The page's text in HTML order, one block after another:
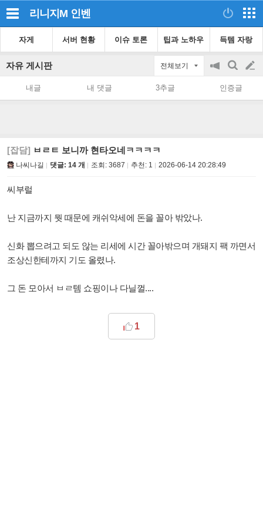
리니지M 인벤
자게 서버 현황 이슈 토론 팁과 노하우 득템 자랑
자유 게시판 전체보기
공
on/off
검
색
글
쓰
내글 내 댓글 3추글 인증글
[잡담] ㅂㄹㅌ 보니까 현타오네ㅋㅋㅋㅋ
나씨나길 댓글: 14 개 조회: 3687 추천: 1 2026-06-14 20:28:49
씨부럴
난 지금까지 뭣 때문에 캐쉬악세에 돈을 꼴아 밖았나.
신화 뽑으려고 되도 않는 리세에 시간 꼴아밖으며 개돼지 팩 까면서
조상신한테까지 기도 올렸나.
그 돈 모아서 ㅂㄹ템 쇼핑이나 다닐껄....
1